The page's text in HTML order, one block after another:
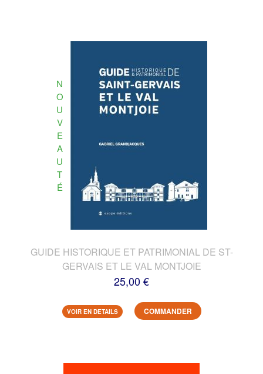
N
O
U
V
E
A
U
T
É
GUIDE HISTORIQUE ET PATRIMONIAL DE ST-
GERVAIS ET LE VAL MONTJOIE
25,00 €
VOIR EN DETAILS COMMANDER